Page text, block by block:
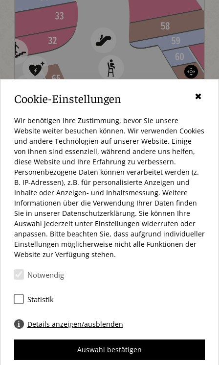
AKTUELL HABEN WIR GESCHLOSSEN
ÖFFNUNGSZEITEN:
MONTAG – SAMSTAG 10:00 – 20:00 UHR
+49 (0) 30 66 69 12 27
Cookie-Einstellungen
Wir benötigen Ihre Zustimmung, bevor Sie unsere
Website weiter besuchen können. Wir verwenden Cookies
und andere Technologien auf unserer Website. Einige
von ihnen sind essenziell, während andere uns helfen,
diese Website und Ihre Erfahrung zu verbessern.
Personenbezogene Daten können verarbeitet werden (z.
B. IP-Adressen), z.B. für personalisierte Anzeigen und
Inhalte oder Anzeigen- und Inhaltsmessung. Weitere
Informationen über die Verwendung Ihrer Daten finden
Sie in unserer Datenschutzerklärung. Sie können Ihre
Auswahl jederzeit unter Einstellungen widerrufen oder
anpassen. Bitte beachten Sie, dass aufgrund individueller
Einstellungen möglicherweise nicht alle Funktionen der
Website zur Verfügung stehen.
Notwendig
Statistik
Details anzeigen/ausblenden
Auswahl bestätigen
✖